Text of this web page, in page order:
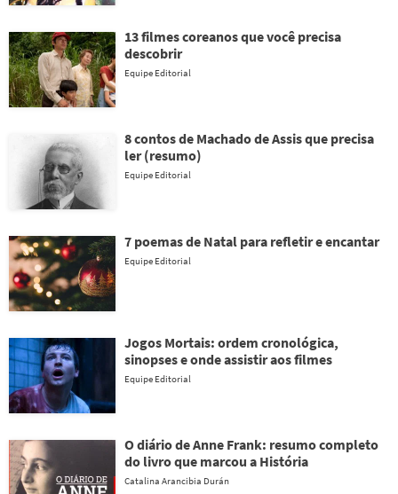
13 filmes coreanos que você precisa
descobrir
Equipe Editorial
8 contos de Machado de Assis que precisa
ler (resumo)
Equipe Editorial
7 poemas de Natal para refletir e encantar
Equipe Editorial
Jogos Mortais: ordem cronológica,
sinopses e onde assistir aos filmes
Equipe Editorial
O diário de Anne Frank: resumo completo
do livro que marcou a História
Catalina Arancibia Durán